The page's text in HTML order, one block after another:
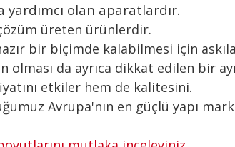
yardımcı olan aparatlardır.
üreten ürünlerdir.
bir biçimde kalabilmesi için
da ayrıca dikkat edilen bir
etkiler hem de kalitesini.
Avrupa'nın en güçlü yapı